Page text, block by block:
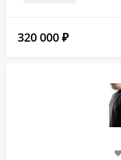
320 000 ₽